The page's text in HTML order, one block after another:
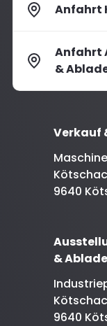
Anfahrt
Anfahrt
&
Verkauf
9640
&
9640